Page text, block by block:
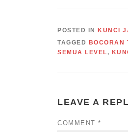
POSTED IN
KUNCI
TAGGED
BOCORAN
SEMUA LEVEL ,
LEAVE A
COMMENT *